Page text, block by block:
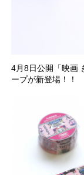
4月8日公開「映画
ープが新登場！！